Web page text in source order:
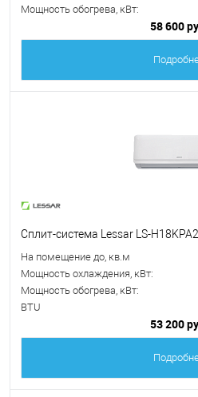
Мощность обогрева, кВт:
58 600
Сплит-система Lessar LS-
На помещение до, кв.м
Мощность охлаждения, кВт:
Мощность обогрева, кВт:
BTU
53 200